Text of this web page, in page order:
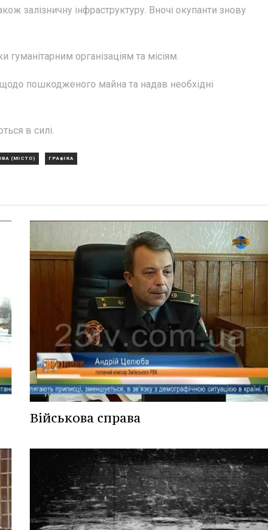
залізничну інфраструктуру. Вночі окупанти знову
гуманітарним організаціям та місіям.
пошкодженого майна та надав необхідні
в силі.
(МІСТО) ГРАФІКА
Військова справа